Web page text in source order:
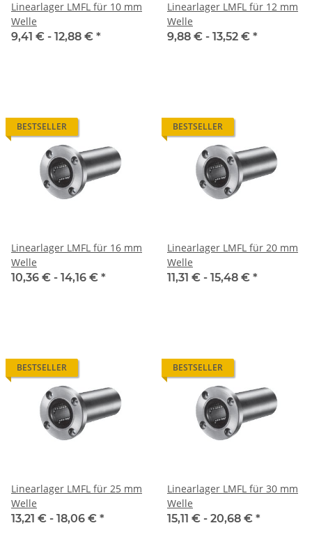
Linearlager LMFL für 10 mm
Welle
9,41 € - 12,88 € *
Linearlager LMFL für 12 mm
Welle
9,88 € - 13,52 € *
BESTSELLER
Linearlager LMFL für 16 mm
Welle
10,36 € - 14,16 € *
BESTSELLER
Linearlager LMFL für 20 mm
Welle
11,31 € - 15,48 € *
BESTSELLER
Linearlager LMFL für 25 mm
Welle
13,21 € - 18,06 € *
BESTSELLER
Linearlager LMFL für 30 mm
Welle
15,11 € - 20,68 € *